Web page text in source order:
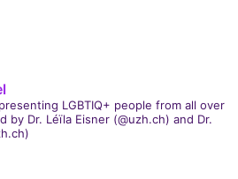
LGBTIQ+ people from all over
by Dr. Léïla Eisner (@uzh.ch) and Dr.